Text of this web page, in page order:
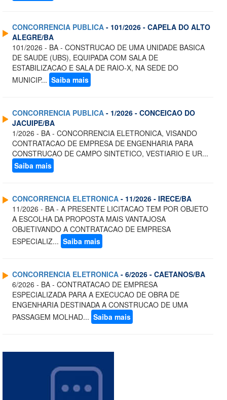
CONCORRENCIA PUBLICA - 101/2026 - CAPELA DO ALTO
ALEGRE/BA
101/2026 - BA - CONSTRUCAO DE UMA UNIDADE BASICA
DE SAUDE (UBS), EQUIPADA COM SALA DE
ESTABILIZACAO E SALA DE RAIO-X, NA SEDE DO
MUNICIP... Saiba mais
CONCORRENCIA PUBLICA - 1/2026 - CONCEICAO DO
JACUIPE/BA
1/2026 - BA - CONCORRENCIA ELETRONICA, VISANDO
CONTRATACAO DE EMPRESA DE ENGENHARIA PARA
CONSTRUCAO DE CAMPO SINTETICO, VESTIARIO E UR...
Saiba mais
CONCORRENCIA ELETRONICA - 11/2026 - IRECE/BA
11/2026 - BA - A PRESENTE LICITACAO TEM POR OBJETO
A ESCOLHA DA PROPOSTA MAIS VANTAJOSA
OBJETIVANDO A CONTRATACAO DE EMPRESA
ESPECIALIZ... Saiba mais
CONCORRENCIA ELETRONICA - 6/2026 - CAETANOS/BA
6/2026 - BA - CONTRATACAO DE EMPRESA
ESPECIALIZADA PARA A EXECUCAO DE OBRA DE
ENGENHARIA DESTINADA A CONSTRUCAO DE UMA
PASSAGEM MOLHAD... Saiba mais